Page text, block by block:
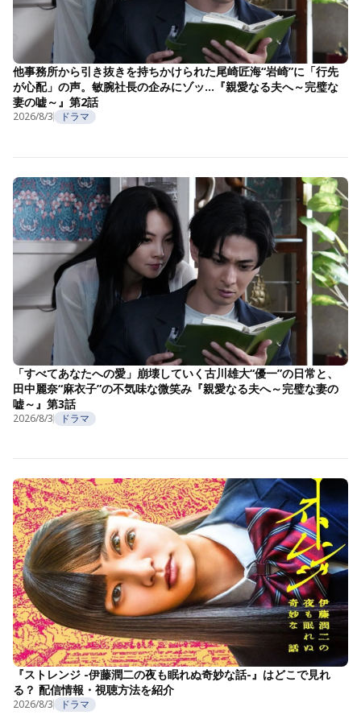
他事務所から引き抜きを持ちかけられた尾崎匠海“岩崎”に「行先
が心配」の声。敏腕社長の企みにゾッ…『親愛なる夫へ～完璧な
妻の嘘～』第2話
2026/8/3 ドラマ
「すべてあなたへの愛」崩壊していく古川雄大“優一”の日常と、
田中麗奈“麻衣子”の不気味な微笑み『親愛なる夫へ～完璧な妻の
嘘～』第3話
2026/8/3 ドラマ
『ストレンジ -伊藤潤二の夜も眠れぬ奇妙な話-』はどこで見れ
る？ 配信情報・視聴方法を紹介
2026/8/3 ドラマ